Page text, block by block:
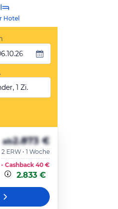
Hotel
1 Zi.
ab2.873 €
2 ERW • 1 Woche
- Cashback 40 €
2.833 €